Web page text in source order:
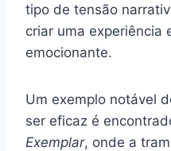
tipo de tensão
criar uma experiência
emocionante.
Um exemplo notável
ser eficaz é
Exemplar, onde a